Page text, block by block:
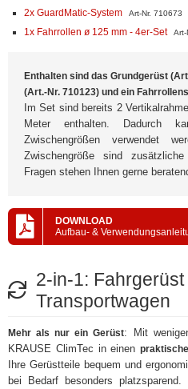
2x GuardMatic-System Art-Nr. 710673
1x Fahrrollen ø 125 mm - 4er-Set Art-
Enthalten sind das Grundgerüst
(Art.-Nr. 710123) und ein
Im Set sind bereits 2
Meter enthalten. Dadurch
Zwischengrößen verwendet
Zwischengröße sind
Fragen stehen Ihnen gerne
DOWNLOAD
Aufbau- &
2-in-1: Fahrgerüst
Transportwagen
Mehr als nur ein Gerüst: Mit
KRAUSE ClimTec in einen
Ihre Gerüstteile bequem und
bei Bedarf besonders